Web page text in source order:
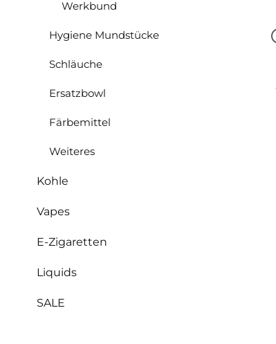
Werkbund
Hygiene Mundstücke
Schläuche
Ersatzbowl
Färbemittel
Weiteres
Kohle
Vapes
E-Zigaretten
Liquids
SALE